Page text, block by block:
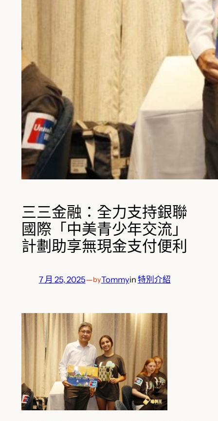
三三金融：全力支持銀聯
國際「中美青少年交流」
計劃助享無現金支付便利
7 月 25, 2025—byTommyin 特別介紹